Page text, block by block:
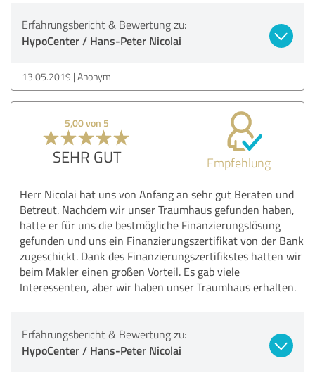
Erfahrungsbericht & Bewertung zu:
HypoCenter / Hans-Peter Nicolai
13.05.2019 Anonym
5,00 von 5
SEHR GUT Empfehlung
Herr Nicolai hat uns von Anfang an sehr gut Beraten und
Betreut. Nachdem wir unser Traumhaus gefunden haben,
hatte er für uns die bestmögliche Finanzierungslösung
gefunden und uns ein Finanzierungszertifikat von der Bank
zugeschickt. Dank des Finanzierungszertifikstes hatten wir
beim Makler einen großen Vorteil. Es gab viele
Interessenten, aber wir haben unser Traumhaus erhalten.
Erfahrungsbericht & Bewertung zu:
HypoCenter / Hans-Peter Nicolai